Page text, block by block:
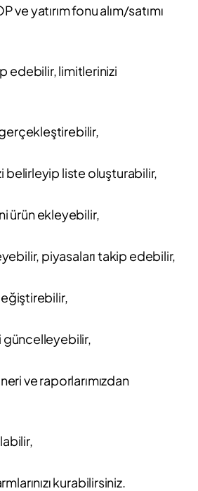
ve yatırım fonu alım/satımı
edebilir, limitlerinizi
belirleyip liste oluşturabilir,
ürün ekleyebilir,
piyasaları takip edebilir,
güncelleyebilir,
ve raporlarımızdan
kurabilirsiniz.